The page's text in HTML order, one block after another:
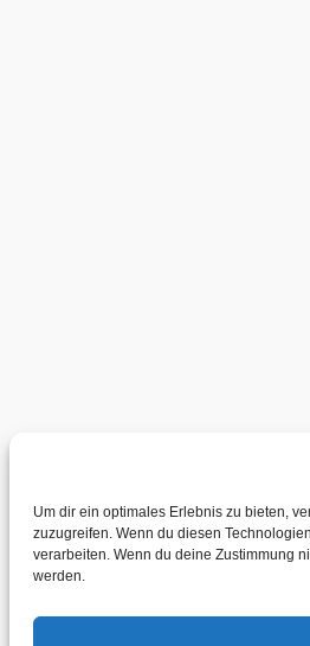
Um dir ein optimales Erlebnis zu bieten,
zuzugreifen. Wenn du diesen
verarbeiten. Wenn du deine Zustimmung
werden.